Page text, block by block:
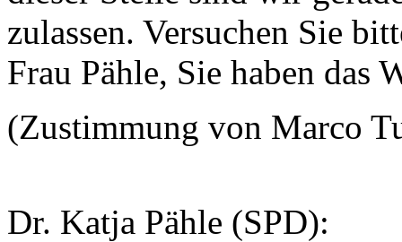
zulassen. Versuchen Sie
Frau Pähle, Sie haben das
(Zustimmung von Marco
Dr. Katja Pähle (SPD):